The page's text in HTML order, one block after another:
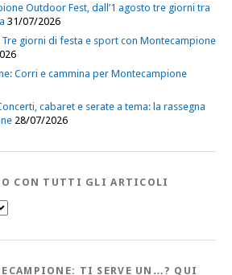
Outdoor Fest, dall’1 agosto tre giorni tra
31/07/2026
Tre giorni di festa e sport con Montecampione
Corri e cammina per Montecampione
cabaret e serate a tema: la rassegna
28/07/2026
CON TUTTI GLI ARTICOLI
TI SERVE UN…? QUI